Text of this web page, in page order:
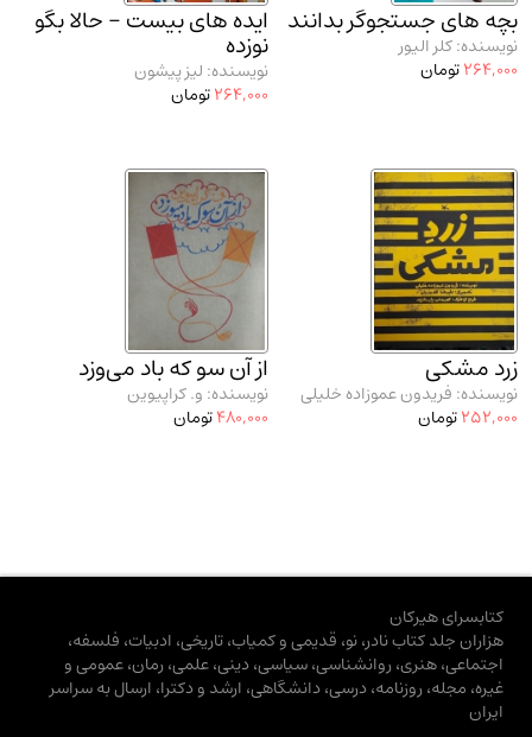
بچه‌ های جستجوگر بدانند
نویسنده: کلر الیور
264,000تومان
ایده‌ های بیست - حالا بگو
نوزده
نویسنده: لیز پیشون
264,000تومان
زرد مشکی
نویسنده: فریدون عموزاده خلیلی
252,000تومان
از آن سو که باد می‌وزد
نویسنده: و. کراپیوین
480,000تومان
کتابسرای هیرکان
هزاران جلد کتاب نادر، نو، قدیمی و کمیاب، تاریخی، ادبیات، فلسفه،
اجتماعی، هنری، روانشناسی، سیاسی، دینی، علمی، رمان، عمومی و
غیره، مجله، روزنامه، درسی، دانشگاهی، ارشد و دکترا، ارسال به سراسر
ایران